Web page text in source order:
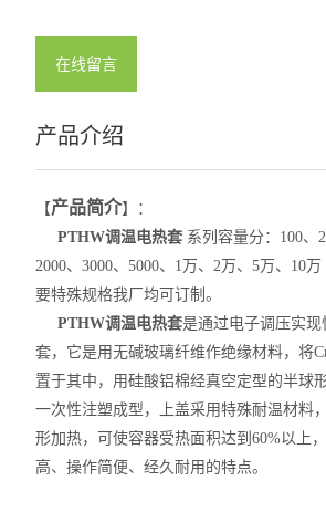
在线留言
产品介绍
【产品简介】：
PTHW调温电热套 系列容量分：100、
2000、3000、5000、1万、2万、5万、10
要特殊规格我厂均可订制。
PTHW调温电热套是通过电子调压实
套，它是用无碱玻璃纤维作绝缘材料，将
置于其中，用硅酸铝棉经真空定型的半球
一次性注塑成型，上盖采用特殊耐温材料
形加热，可使容器受热面积达到60%以上
高、操作简便、经久耐用的特点。